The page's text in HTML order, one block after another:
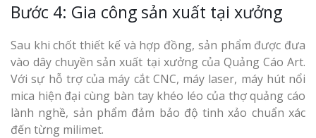
Bước 4: Gia công sản xuất tại xưởng
Sau khi chốt thiết kế và hợp đồng, sản phẩm được đưa
vào dây chuyền sản xuất tại xưởng của Quảng Cáo Art.
Với sự hỗ trợ của máy cắt CNC, máy laser, máy hút nổi
mica hiện đại cùng bàn tay khéo léo của thợ quảng cáo
lành nghề, sản phẩm đảm bảo độ tinh xảo chuẩn xác
đến từng milimet.